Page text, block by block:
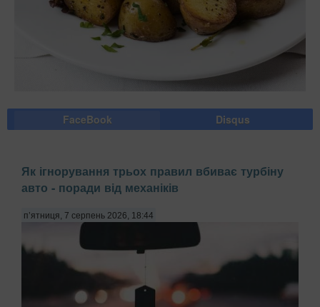
FaceBook Disqus
Як ігнорування трьох правил вбиває турбіну
авто - поради від механіків
п’ятниця, 7 серпень 2026, 18:44